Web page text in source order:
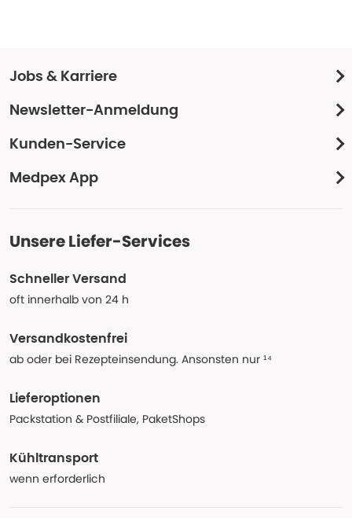
Jobs & Karriere
Newsletter-Anmeldung
Kunden-Service
Medpex App
Unsere Liefer-Services
Schneller Versand
oft innerhalb von 24 h
Versandkostenfrei
ab oder bei Rezepteinsendung. Ansonsten nur ¹⁴
Lieferoptionen
Packstation & Postfiliale, PaketShops
Kühltransport
wenn erforderlich